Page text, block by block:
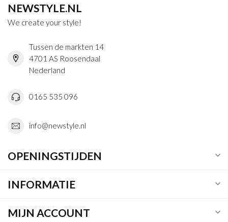
NEWSTYLE.NL
We create your style!
Tussen de markten 14
4701 AS Roosendaal
Nederland
0165 535 096
info@newstyle.nl
OPENINGSTIJDEN
INFORMATIE
MIJN ACCOUNT